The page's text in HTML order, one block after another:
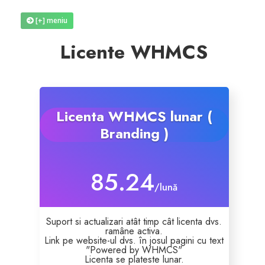
Reseller Radio SonicPanel SHOUTcast
WebHosting
Reseller Web Hosting
Servere VDS VPS
Counter Strike 1.6
Counter Strike Go
GTA San Andreas
[+] meniu
Licente WHMCS
Licenta WHMCS lunar (
Branding )
85.24/lună
Suport si actualizari atât timp cât licenta dvs.
ramâne activa.
Link pe website-ul dvs. în josul pagini cu text
"Powered by WHMCS"
Licenta se plateste lunar.